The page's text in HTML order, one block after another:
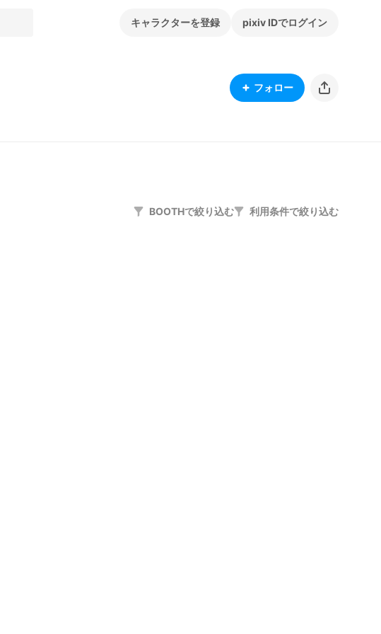
キャラクターを登録 pixiv IDでログイン
フォロー
BOOTHで絞り込む 利用条件で絞り込む